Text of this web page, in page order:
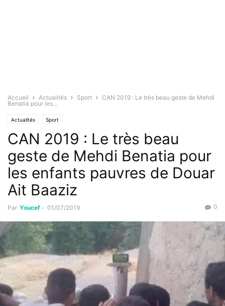
Accueil Actualités Sport
CAN 2019 : Le très beau geste de Mehdi
Benatia pour les...
Actualités Sport
CAN 2019 : Le très beau
geste de Mehdi Benatia pour
les enfants pauvres de Douar
Ait Baaziz
Par Youcef - 01/07/2019 0